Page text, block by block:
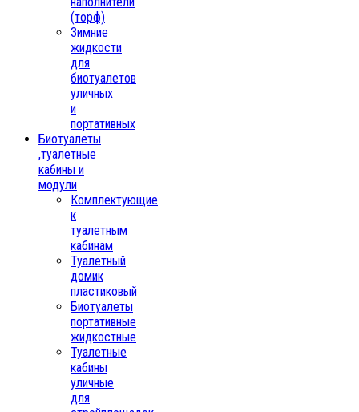
(торф)
Зимние
жидкости
для
биотуалетов
уличных
и
портативных
Биотуалеты
,туалетные
кабины и
модули
Комплектующие
к
туалетным
кабинам
Туалетный
домик
пластиковый
Биотуалеты
портативные
жидкостные
Туалетные
кабины
уличные
для